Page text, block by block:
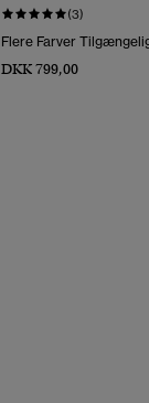
(3)
Flere Farver
DKK 799,00